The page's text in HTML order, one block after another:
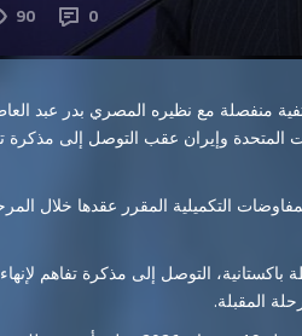
90 0
منفصلة مع نظيره المصري بدر عبد
المتحدة وإيران عقب التوصل إلى مذكرة
التكميلية المقرر عقدها خلال
باكستانية، التوصل إلى مذكرة تفاهم
المقبلة.